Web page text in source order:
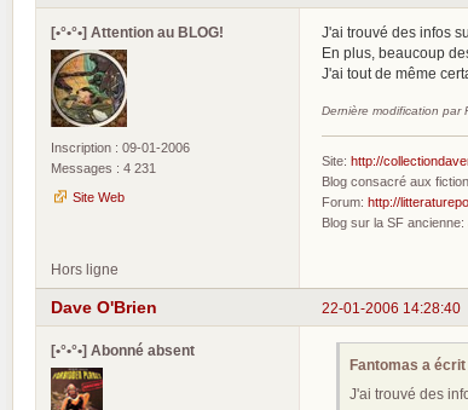
[•°•°•] Attention au BLOG!
Inscription : 09-01-2006
Messages : 4 231
Site Web
J'ai trouvé des infos
En plus, beaucoup
J'ai tout de même
Dernière modification par
Site: http://
Blog consacré aux
Forum: http://
Blog sur la SF ancienne:
Hors ligne
22-01-2006 14:28:40
Dave O'Brien
[•°•°•] Abonné absent
Fantomas a écrit
J'ai trouvé des